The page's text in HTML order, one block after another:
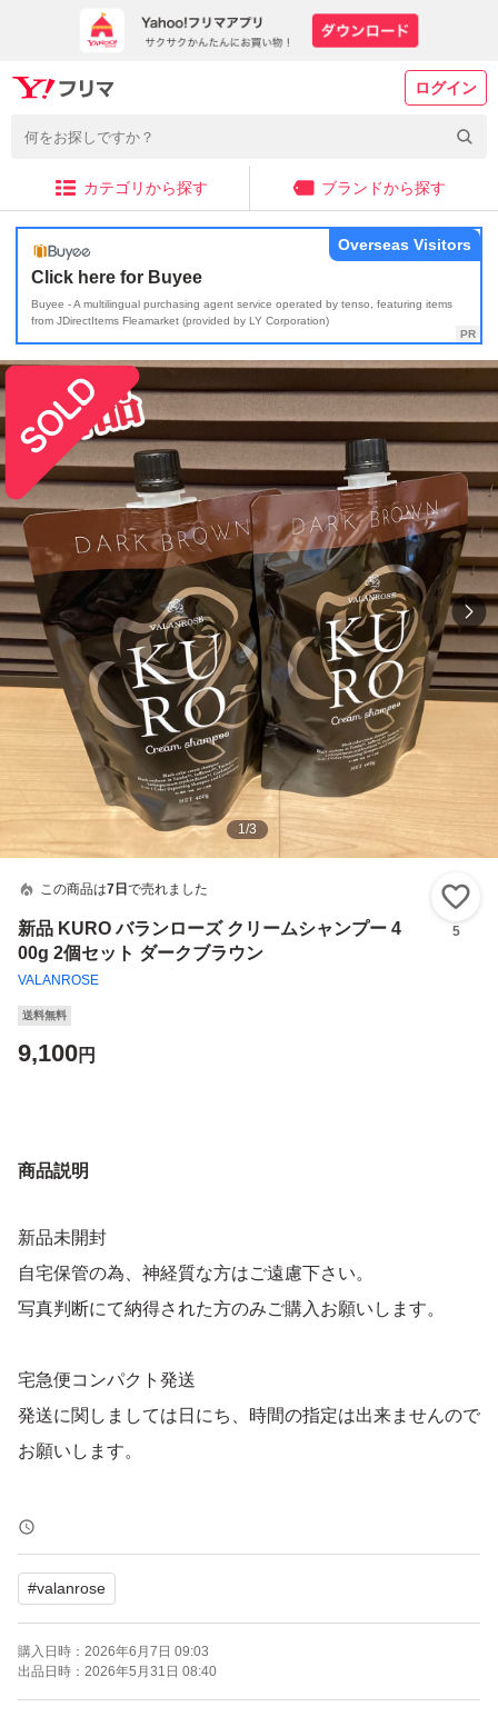
ログイン
カテゴリから探す ブランドから探す
Click here for Buyee
Buyee - A multilingual purchasing agent service operated by tenso, featuring items
from JDirectItems Fleamarket (provided by LY Corporation)
Overseas Visitors
1/3
この商品は7日 で売れました
新品 KURO バランローズ クリームシャンプー 4
00g 2個セット ダークブラウン
VALANROSE
5
送料無料
9,100円
商品説明
新品未開封
自宅保管の為、神経質な方はご遠慮下さい。
写真判断にて納得された方のみご購入お願いします。
宅急便コンパクト発送
発送に関しましては日にち、時間の指定は出来ませんので
お願いします。
VALANROSE バランローズ KURO クリームシャンプー 4
00g ダークブラウン 2個
ヘアカラークリームシャンプー
#valanrose
購入日時： 2026年6月7日 09:03
出品日時： 2026年5月31日 08:40